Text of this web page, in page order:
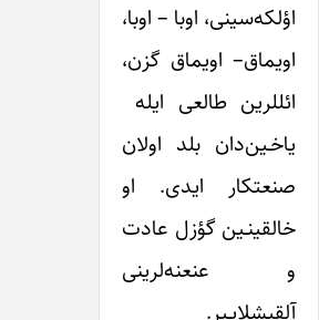
اؤلکه‌سینی، اوبا – اوبا،
اویماق– اویماق گزن،
ائللرین طالعی ایله
یاخـین‌دان بلد اولان
صنعتکار ایدی. او
خالقینـین گؤزل عادت
و عنعنه‌لرینی
آلقیشلایـیر.